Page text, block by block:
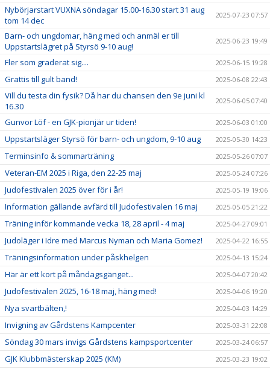
Nybörjarstart VUXNA söndagar 15.00-16.30 start 31 aug
tom 14 dec
2025-07-23 07:57
Barn- och ungdomar, häng med och anmäl er till
Uppstartslägret på Styrsö 9-10 aug!
2025-06-23 19:49
Fler som graderat sig.... 2025-06-15 19:28
Grattis till gult band! 2025-06-08 22:43
Vill du testa din fysik? Då har du chansen den 9e juni kl
16.30
2025-06-05 07:40
Gunvor Löf - en GJK-pionjär ur tiden! 2025-06-03 01:00
Uppstartsläger Styrsö för barn- och ungdom, 9-10 aug 2025-05-30 14:23
Terminsinfo & sommarträning 2025-05-26 07:07
Veteran-EM 2025 i Riga, den 22-25 maj 2025-05-24 07:26
Judofestivalen 2025 över för i år! 2025-05-19 19:06
Information gällande avfärd till Judofestivalen 16 maj 2025-05-05 21:22
Träning inför kommande vecka 18, 28 april - 4 maj 2025-04-27 09:01
Judoläger i Idre med Marcus Nyman och Maria Gomez! 2025-04-22 16:55
Träningsinformation under påskhelgen 2025-04-13 15:24
Här är ett kort på måndagsgänget... 2025-04-07 20:42
Judofestivalen 2025, 16-18 maj, häng med! 2025-04-06 19:20
Nya svartbälten,! 2025-04-03 14:29
Invigning av Gårdstens Kampcenter 2025-03-31 22:08
Söndag 30 mars invigs Gårdstens kampsportcenter 2025-03-24 06:57
GJK Klubbmästerskap 2025 (KM) 2025-03-23 19:02